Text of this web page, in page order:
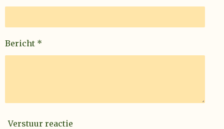
Bericht *
Verstuur reactie